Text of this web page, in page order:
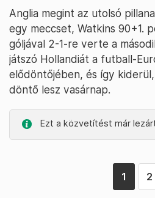
Anglia megint az utolsó
egy meccset, Watkins 90+1.
góljával 2-1-re verte a
játszó Hollandiát a futball-
elődöntőjében, és így
döntő lesz vasárnap.
Ezt a közvetítést már
1 2